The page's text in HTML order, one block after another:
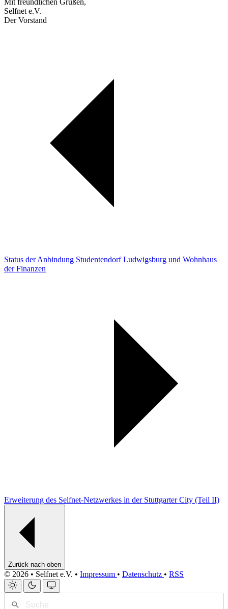
Selfnet e.V.
Der Vorstand
Status der Anbindung Studentendorf Ludwigsburg und Wohnhaus
der Finanzen
Erweiterung des Selfnet-Netzwerkes in der Stuttgarter City (Teil II)
Zurück nach oben
© 2026 • Selfnet e.V. • Impressum • Datenschutz • RSS